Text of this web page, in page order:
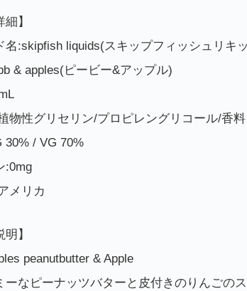
細】
名:skipfish liquids(スキップフィッシュリキ
& apples(ピービー&アップル)
物性グリセリン/プロピレングリコール/香料
30% / VG 70%
:0mg
メリカ
明】
peanutbutter & Apple
ーなピーナッツバターと皮付きのりんごの